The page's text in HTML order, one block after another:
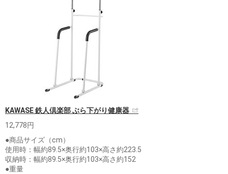
KAWASE 鉄人倶楽部 ぶら下がり健康器
12,778円
●商品サイズ（cm）
使用時：幅約89.5×奥行約103×高さ約223.5
収納時：幅約89.5×奥行約103×高さ約152
●重量